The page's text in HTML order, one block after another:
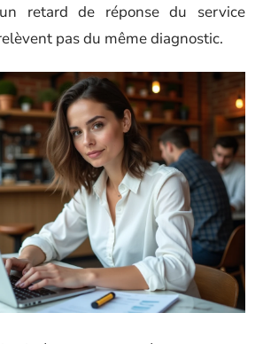
retard de réponse du service
pas du même diagnostic.